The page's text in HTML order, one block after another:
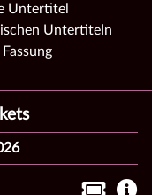
Untertitel
Untertiteln